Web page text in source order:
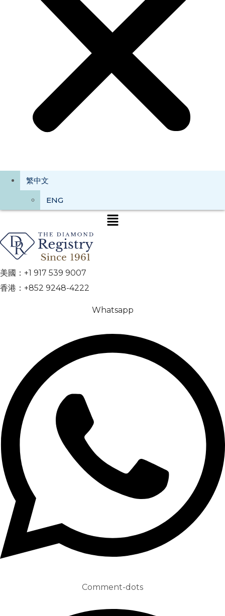
繁中文
ENG
美國：+1 917 539 9007
香港：+852 9248-4222
Whatsapp
Comment-dots